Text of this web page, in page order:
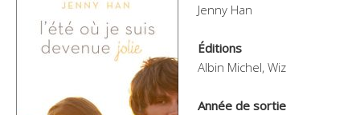
Jenny Han
Éditions
Albin Michel, Wiz
Année de sortie